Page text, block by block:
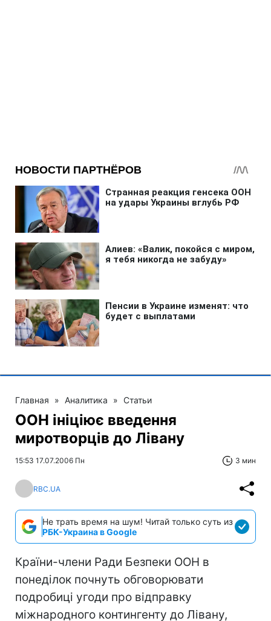
Главная » Аналитика » Статьи
ООН ініціює введення
миротворців до Лівану
15:53 17.07.2006 Пн 3 мин
RBC.UA
Не трать время на шум! Читай только суть из
РБК-Украина в Google
Країни-члени Ради Безпеки ООН в
понеділок почнуть обговорювати
подробиці угоди про відправку
міжнародного контингенту до Лівану,